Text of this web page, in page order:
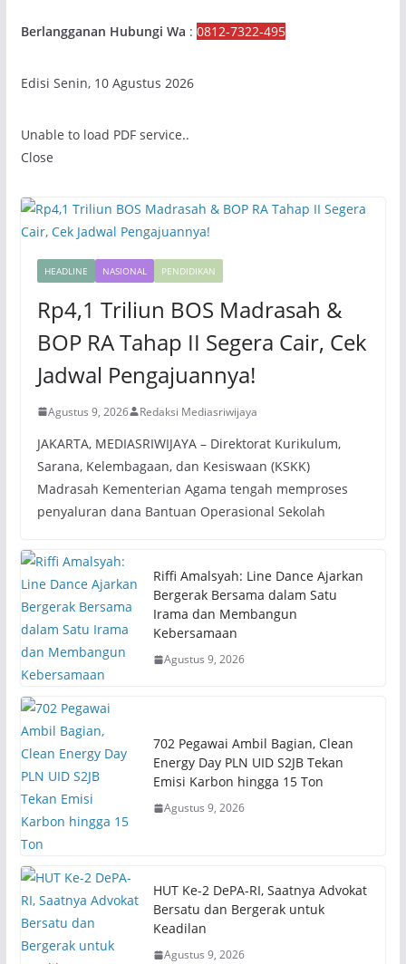
Berlangganan Hubungi Wa : 0812-7322-495
Edisi Senin, 10 Agustus 2026
Unable to load PDF service..
Close
HEADLINE NASIONAL PENDIDIKAN
Rp4,1 Triliun BOS Madrasah &
BOP RA Tahap II Segera Cair, Cek
Jadwal Pengajuannya!
Agustus 9, 2026 Redaksi Mediasriwijaya
JAKARTA, MEDIASRIWIJAYA – Direktorat Kurikulum,
Sarana, Kelembagaan, dan Kesiswaan (KSKK)
Madrasah Kementerian Agama tengah memproses
penyaluran dana Bantuan Operasional Sekolah
Riffi Amalsyah: Line Dance Ajarkan
Bergerak Bersama dalam Satu
Irama dan Membangun
Kebersamaan
Agustus 9, 2026
702 Pegawai Ambil Bagian, Clean
Energy Day PLN UID S2JB Tekan
Emisi Karbon hingga 15 Ton
Agustus 9, 2026
HUT Ke-2 DePA-RI, Saatnya Advokat
Bersatu dan Bergerak untuk
Keadilan
Agustus 9, 2026